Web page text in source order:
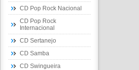
CD Pop Rock Nacional
CD Pop Rock
Internacional
CD Sertanejo
CD Samba
CD Swingueira